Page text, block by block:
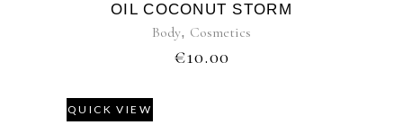
OIL COCONUT STORM
Body, Cosmetics
€10.00
QUICK VIEW